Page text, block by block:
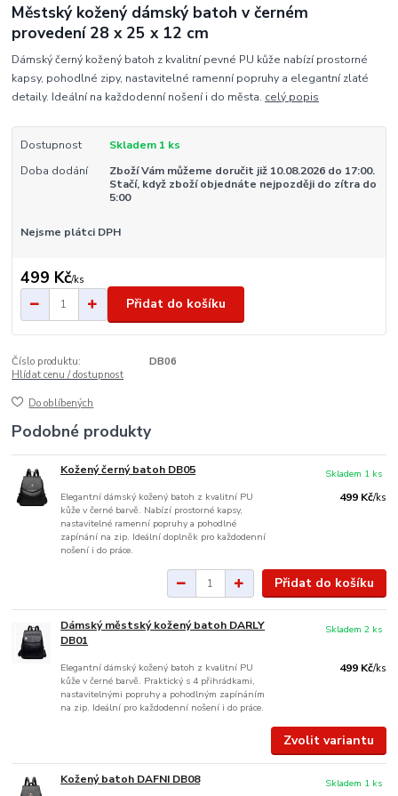
Městský kožený dámský batoh v černém
provedení 28 x 25 x 12 cm
Dámský černý kožený batoh z kvalitní pevné PU kůže nabízí prostorné
kapsy, pohodlné zipy, nastavitelné ramenní popruhy a elegantní zlaté
detaily. Ideální na každodenní nošení i do města. celý popis
Dostupnost
Skladem 1 ks
Doba dodání
Zboží Vám můžeme doručit již 10.08.2026 do 17:00.
Stačí, když zboží objednáte nejpozději do zítra do
5:00
Nejsme plátci DPH
499 Kč/ks
Přidat do košíku
Číslo produktu:
DB06
Hlídat cenu / dostupnost
Do oblíbených
Podobné produkty
Kožený černý batoh DB05
Elegantní dámský kožený batoh z kvalitní PU
kůže v černé barvě. Nabízí prostorné kapsy,
nastavitelné ramenní popruhy a pohodlné
zapínání na zip. Ideální doplněk pro každodenní
nošení i do práce.
499 Kč/ks
Skladem 1 ks
Přidat do košíku
Dámský městský kožený batoh DARLY
DB01
Elegantní dámský kožený batoh z kvalitní PU
kůže v černé barvě. Praktický s 4 přihrádkami,
nastavitelnými popruhy a pohodlným zapínáním
na zip. Ideální pro každodenní nošení i do práce.
499 Kč/ks
Skladem 2 ks
Zvolit variantu
Kožený batoh DAFNI DB08 Skladem 1 ks